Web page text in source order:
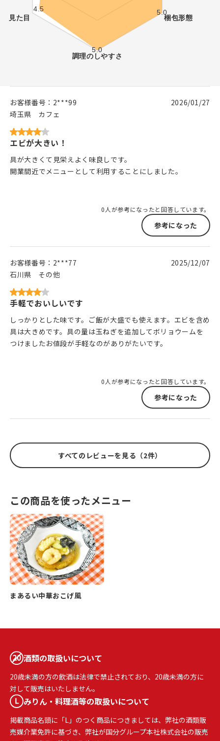
お客様番号： 2***99
埼玉県
カフェ
2026/01/27
エビが大きい！
具が大きくて見栄えよく味良しです。
開業間近でメニューとして利用することにしました。
0人が参考になったと回答しています。
参考になった
お客様番号： 2***77
石川県
その他
2025/12/07
手軽でおいしいです
しっかりとした味です。ご飯が大盛でも使えます。エビを含め
具は大きめです。具の量は玉ねぎを追加してボリョウームを
つけましたお値段が手軽なのがありがたいです。
0人が参考になったと回答しています。
参考になった
すべてのレビューを見る（2件）
この商品を使ったメニュー
まあるい中華おこげ風
酒類の取扱いについて
20歳未満の方の飲酒は法律で禁止されており、20歳未満の方に
対して販売はいたしません。
みりん・料理酒等の取扱いについて
掲載商品名頭に「L」のつく商品につきましては、弊社の酒類販
売媒介業免許に基づき、弊社が国分グループ本社株式会社の販売